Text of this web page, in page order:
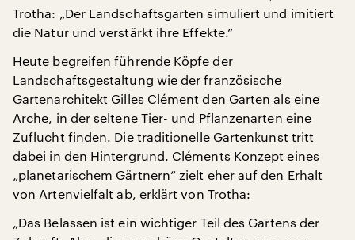
Trotha: „Der Landschaftsgarten simuliert und imitiert
die Natur und verstärkt ihre Effekte.“
Heute begreifen führende Köpfe der
Landschaftsgestaltung wie der französische
Gartenarchitekt Gilles Clément den Garten als eine
Arche, in der seltene Tier- und Pflanzenarten eine
Zuflucht finden. Die traditionelle Gartenkunst tritt
dabei in den Hintergrund. Cléments Konzept eines
„planetarischem Gärtnern“ zielt eher auf den Erhalt
von Artenvielfalt ab, erklärt von Trotha:
„Das Belassen ist ein wichtiger Teil des Gartens der